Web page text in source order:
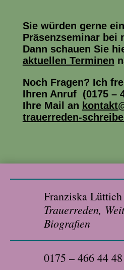
Sie würden gerne ein
Präsenzseminar bei
Dann schauen Sie
aktuellen Terminen
Noch Fragen? Ich
Ihren Anruf (0175 –
Ihre Mail an
trauerreden-
Franziska Lüttich
Trauerreden,
Biografien
0175 – 466 44 48